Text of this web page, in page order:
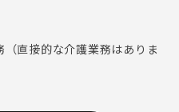
直接的な介護業務はありま